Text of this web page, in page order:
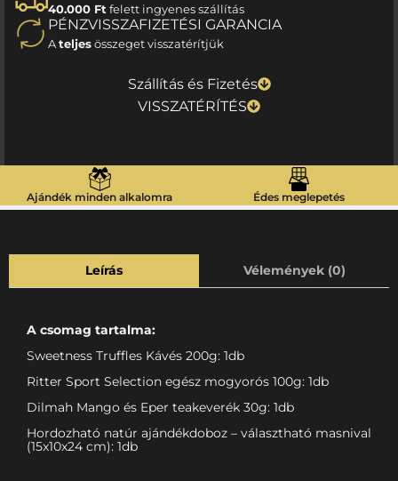
40.000 Ftfelett ingyenes szállítás
PÉNZVISSZAFIZETÉSI GARANCIA
Ateljesösszeget visszatérítjük
Szállítás és Fizetés
VISSZATÉRÍTÉS
Ajándék minden alkalomra Édes meglepetés
Leírás Vélemények (0)
A csomag tartalma:
Sweetness Truffles Kávés 200g: 1db
Ritter Sport Selection egész mogyorós 100g: 1db
Dilmah Mango és Eper teakeverék 30g: 1db
Hordozható natúr ajándékdoboz – választható masnival
(15x10x24 cm): 1db